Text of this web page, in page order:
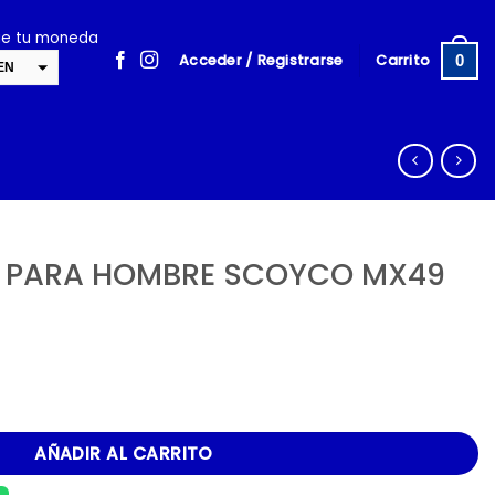
tu moneda
Acceder / Registrarse Carrito 0
HOMBRE SCOYCO MX49
AÑADIR AL CARRITO